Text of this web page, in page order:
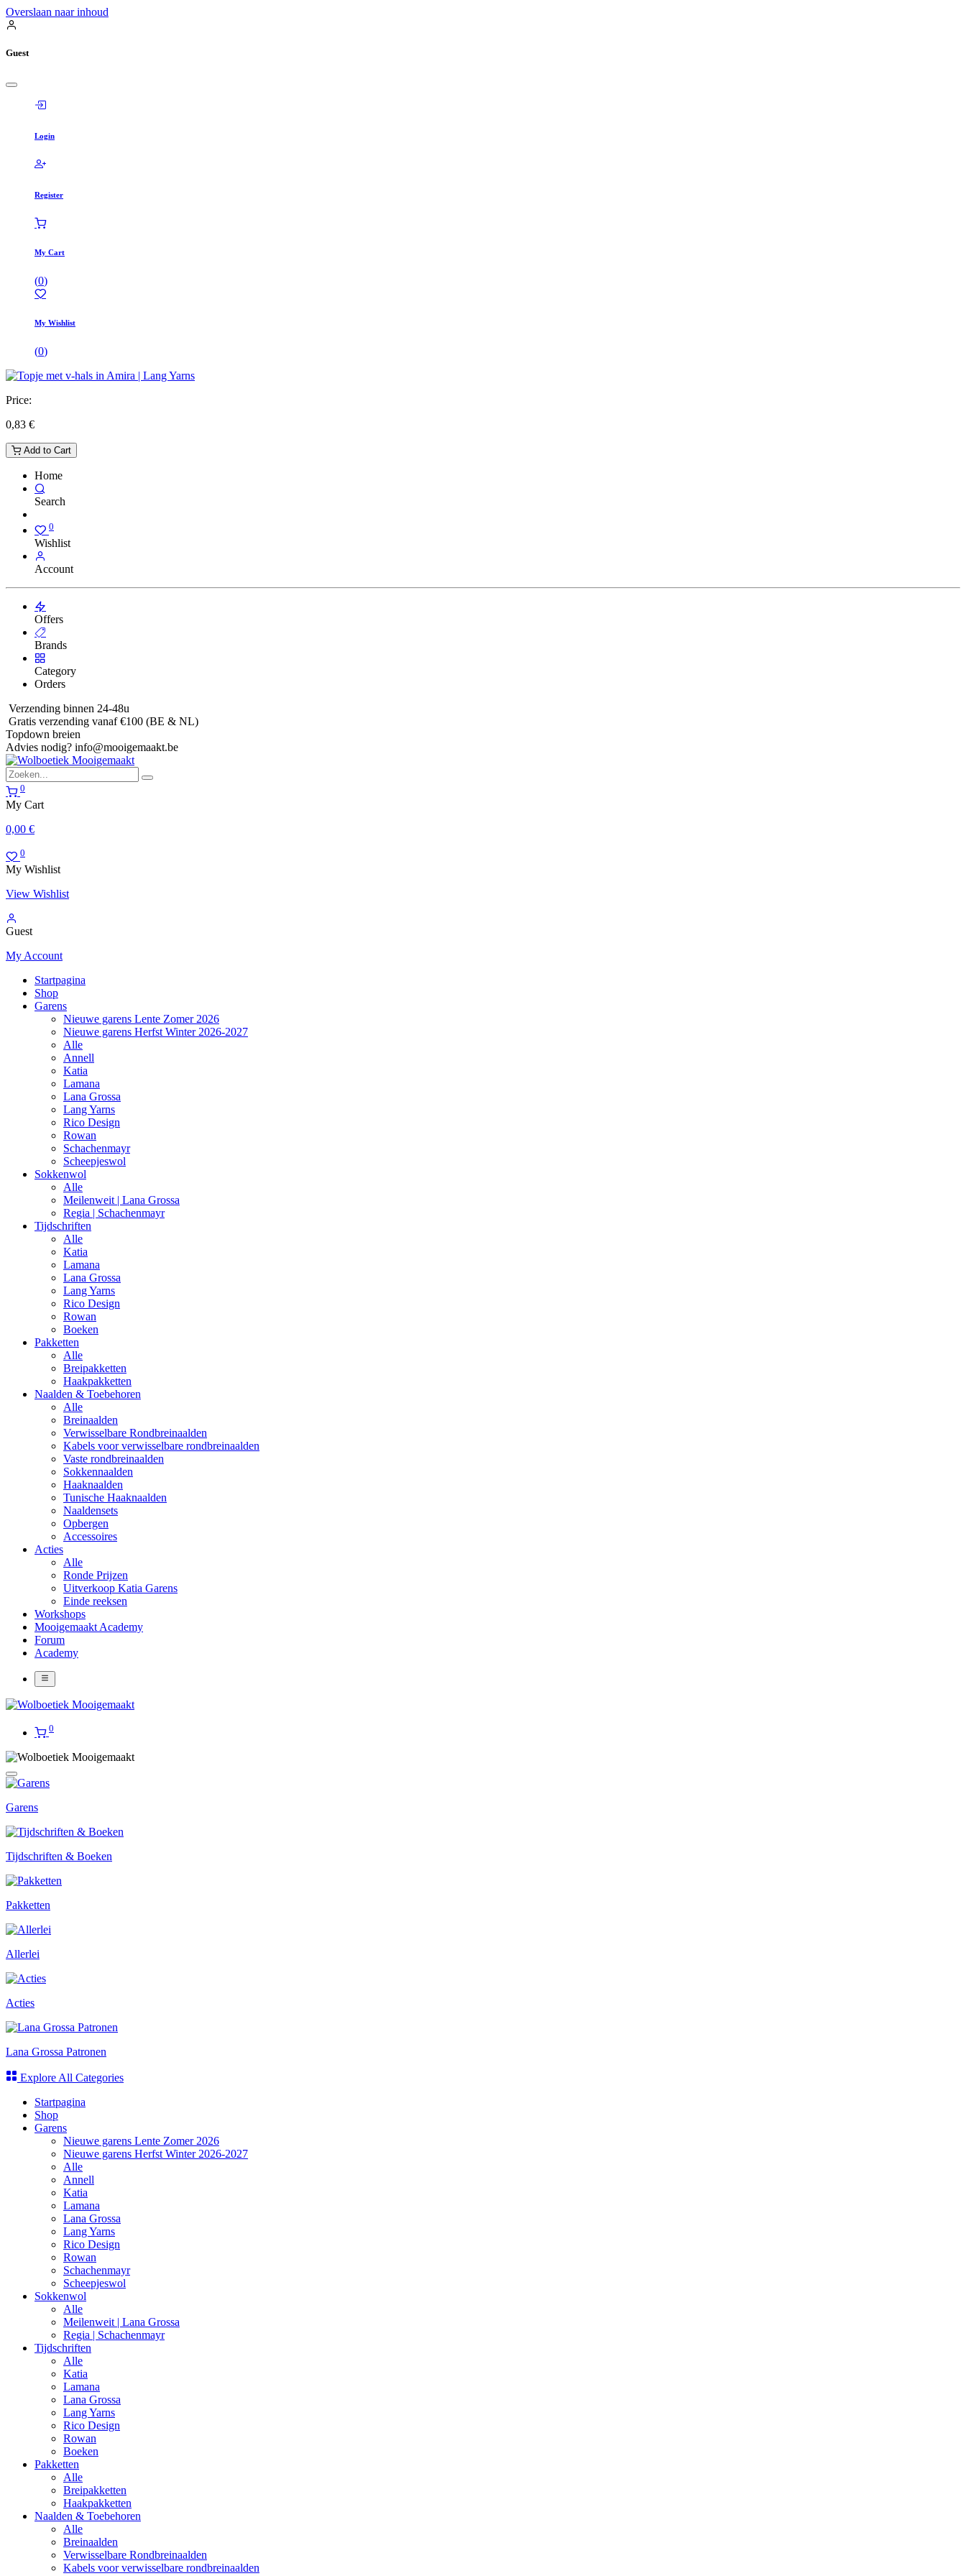
Overslaan naar inhoud
Guest
Login
Register
My Cart
(0)
My Wishlist
(0)
Price:
0,83 €
Add to Cart
Home
Search
0
Wishlist
Account
Offers
Brands
Category
Orders
Verzending binnen 24-48u
Gratis verzending vanaf €100 (BE & NL)
Topdown breien
Advies nodig? info@mooigemaakt.be
0
My Cart
0,00 €
0
My Wishlist
View Wishlist
Guest
My Account
Startpagina
Shop
Garens
Nieuwe garens Lente Zomer 2026
Nieuwe garens Herfst Winter 2026-2027
Alle
Annell
Katia
Lamana
Lana Grossa
Lang Yarns
Rico Design
Rowan
Schachenmayr
Scheepjeswol
Sokkenwol
Alle
Meilenweit | Lana Grossa
Regia | Schachenmayr
Tijdschriften
Alle
Katia
Lamana
Lana Grossa
Lang Yarns
Rico Design
Rowan
Boeken
Pakketten
Alle
Breipakketten
Haakpakketten
Naalden & Toebehoren
Alle
Breinaalden
Verwisselbare Rondbreinaalden
Kabels voor verwisselbare rondbreinaalden
Vaste rondbreinaalden
Sokkennaalden
Haaknaalden
Tunische Haaknaalden
Naaldensets
Opbergen
Accessoires
Acties
Alle
Ronde Prijzen
Uitverkoop Katia Garens
Einde reeksen
Workshops
Mooigemaakt Academy
Forum
Academy
0
Garens
Tijdschriften & Boeken
Pakketten
Allerlei
Acties
Lana Grossa Patronen
Explore All Categories
Startpagina
Shop
Garens
Nieuwe garens Lente Zomer 2026
Nieuwe garens Herfst Winter 2026-2027
Alle
Annell
Katia
Lamana
Lana Grossa
Lang Yarns
Rico Design
Rowan
Schachenmayr
Scheepjeswol
Sokkenwol
Alle
Meilenweit | Lana Grossa
Regia | Schachenmayr
Tijdschriften
Alle
Katia
Lamana
Lana Grossa
Lang Yarns
Rico Design
Rowan
Boeken
Pakketten
Alle
Breipakketten
Haakpakketten
Naalden & Toebehoren
Alle
Breinaalden
Verwisselbare Rondbreinaalden
Kabels voor verwisselbare rondbreinaalden